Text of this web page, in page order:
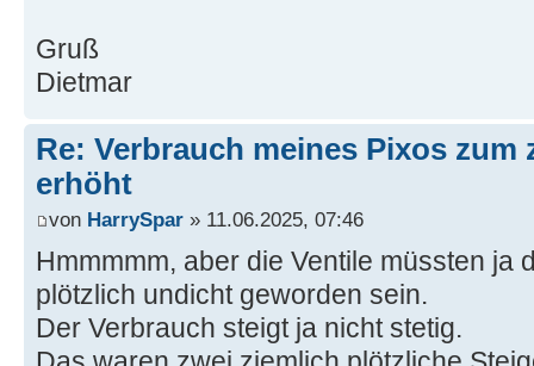
Gruß
Dietmar
Re: Verbrauch meines Pixos zum
erhöht
von HarrySpar » 11.06.2025, 07:46
Hmmmmm, aber die Ventile müssten ja
plötzlich undicht geworden sein.
Der Verbrauch steigt ja nicht stetig.